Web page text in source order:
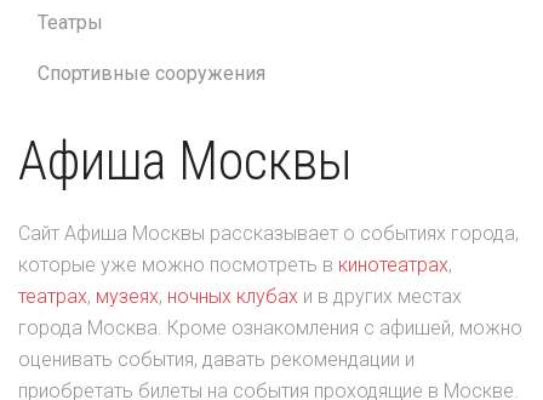
Театры
Спортивные сооружения
Афиша Москвы
Сайт Афиша Москвы рассказывает о событиях города,
которые уже можно посмотреть в кинотеатрах,
театрах, музеях, ночных клубах и в других местах
города Москва. Кроме ознакомления с афишей, можно
оценивать события, давать рекомендации и
приобретать билеты на события проходящие в Москве.